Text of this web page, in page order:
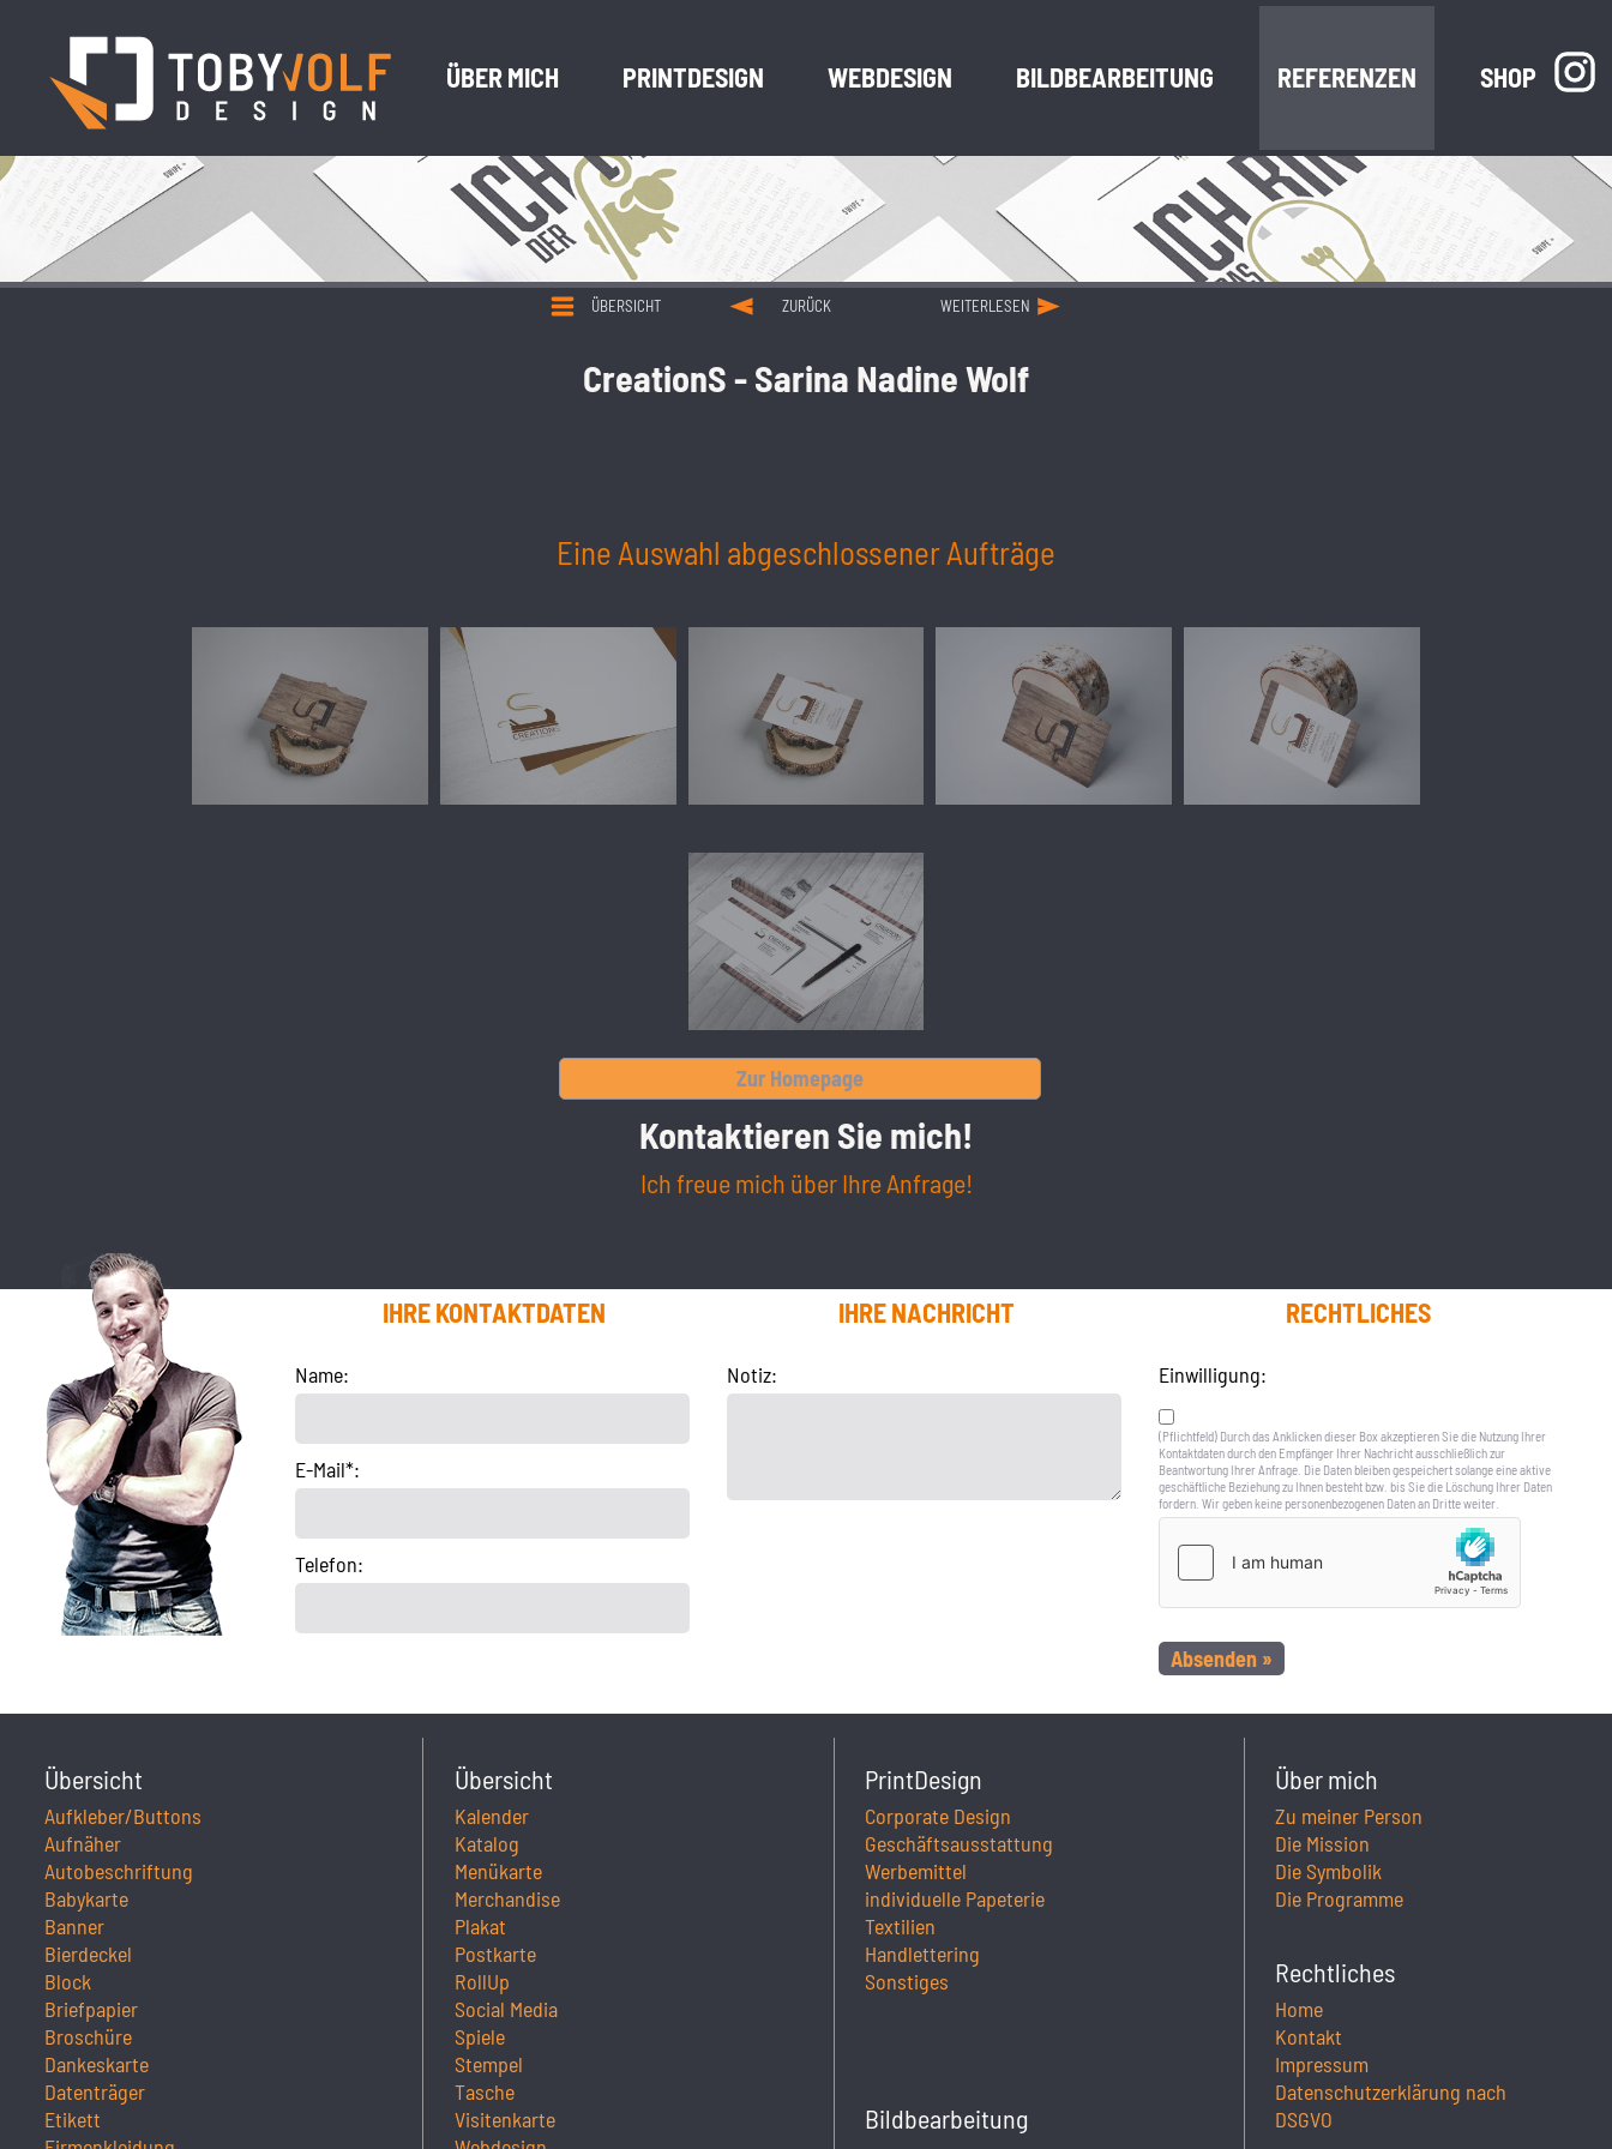
ÜBER MICH PRINTDESIGN WEBDESIGN BILDBEARBEITUNG REFERENZEN SHOP
ÜBERSICHT ZURÜCK WEITERLESEN
CreationS - Sarina Nadine Wolf
Eine Auswahl abgeschlossener Aufträge
Zur Homepage
Kontaktieren Sie mich!
Ich freue mich über Ihre Anfrage!
IHRE KONTAKTDATEN
Name:
E-Mail*:
Telefon:
IHRE NACHRICHT
Notiz:
RECHTLICHES
Einwilligung:
(Pflichtfeld) Durch das Anklicken dieser Box akzeptieren Sie die Nutzung Ihrer
Kontaktdaten durch den Empfänger Ihrer Nachricht ausschließlich zur
Beantwortung Ihrer Anfrage. Die Daten bleiben gespeichert solange eine aktive
geschäftliche Beziehung zu Ihnen besteht bzw. bis Sie die Löschung Ihrer Daten
fordern. Wir geben keine personenbezogenen Daten an Dritte weiter.
Übersicht
Aufkleber/Buttons
Aufnäher
Autobeschriftung
Babykarte
Banner
Bierdeckel
Block
Briefpapier
Broschüre
Dankeskarte
Datenträger
Etikett
Übersicht
Kalender
Katalog
Menükarte
Merchandise
Plakat
Postkarte
RollUp
Social Media
Spiele
Stempel
Tasche
Visitenkarte
PrintDesign
Corporate Design
Geschäftsausstattung
Werbemittel
individuelle Papeterie
Textilien
Handlettering
Sonstiges
Bildbearbeitung
Über mich
Zu meiner Person
Die Mission
Die Symbolik
Die Programme
Rechtliches
Home
Kontakt
Impressum
Datenschutzerklärung nach
DSGVO